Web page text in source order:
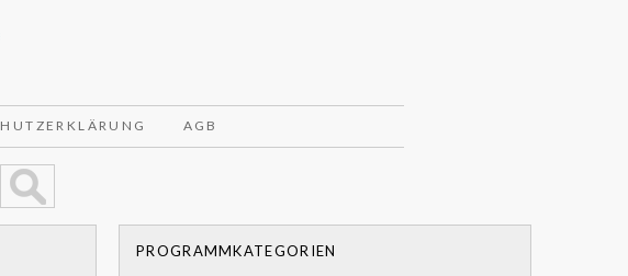
AGB
PROGRAMMKATEGORIEN